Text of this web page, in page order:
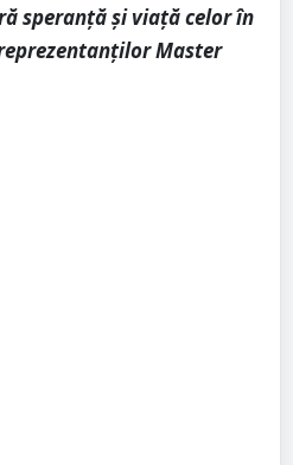
speranță și viață celor în
Master